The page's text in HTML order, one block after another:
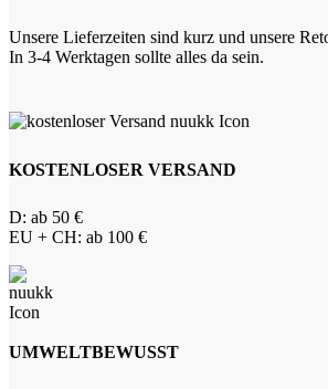
Unsere Lieferzeiten sind kurz und unsere
In 3-4 Werktagen sollte alles da sein.
KOSTENLOSER VERSAND
D: ab 50 €
EU + CH: ab 100 €
UMWELTBEWUSST